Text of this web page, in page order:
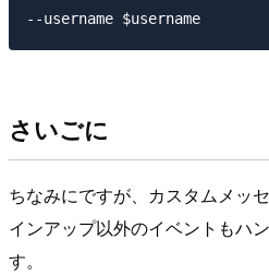
--username $username
さいごに
ちなみにですが、カスタムメッ
インアップ以外のイベントもハ
す。